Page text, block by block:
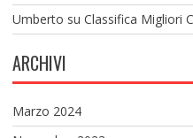
Umberto su Classifica Migliori
ARCHIVI
Marzo 2024